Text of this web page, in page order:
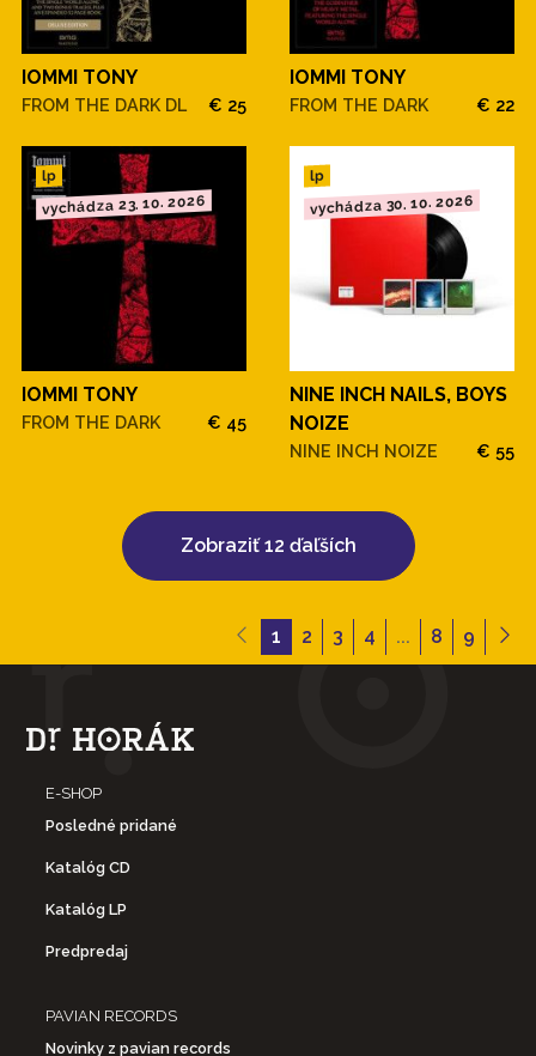
IOMMI TONY
FROM THE DARK DL € 25
IOMMI TONY
FROM THE DARK € 22
lp
vychádza 23. 10. 2026
IOMMI TONY
FROM THE DARK € 45
lp
vychádza 30. 10. 2026
NINE INCH NAILS, BOYS
NOIZE
NINE INCH NOIZE € 55
Zobraziť 12 ďaľších
1 2 3 4 ... 8 9
E-SHOP
Posledné pridané
Katalóg CD
Katalóg LP
Predpredaj
PAVIAN RECORDS
Novinky z pavian records